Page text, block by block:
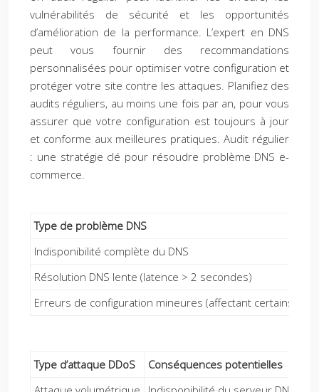
vulnérabilités de sécurité et les opportunités
d’amélioration de la performance. L’expert en DNS
peut vous fournir des recommandations
personnalisées pour optimiser votre configuration et
protéger votre site contre les attaques. Planifiez des
audits réguliers, au moins une fois par an, pour vous
assurer que votre configuration est toujours à jour
et conforme aux meilleures pratiques. Audit régulier
: une stratégie clé pour résoudre problème DNS e-
commerce.
Type de problème DNS
Indisponibilité complète du DNS
Résolution DNS lente (latence > 2 secondes)
Erreurs de configuration mineures (affectant certains
Type d’attaque DDoS
Conséquences potentielles